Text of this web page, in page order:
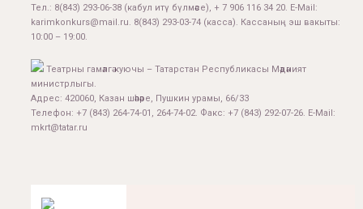
Тел.: 8(843) 293-06-38 (кабул итү бүлмәсе), + 7 906 116 34 20. E-Mail:
karimkonkurs@mail.ru. 8(843) 293-03-74 (касса). Кассаның эш вакыты:
10:00 – 19:00.
Театрны гамәлгә куючы – Татарстан Республикасы Мәдәният
министрлыгы.
Адрес: 420060, Казан шәһәре, Пушкин урамы, 66/33
Телефон: +7 (843) 264-74-01, 264-74-02. Факс: +7 (843) 292-07-26. E-Mail:
mkrt@tatar.ru